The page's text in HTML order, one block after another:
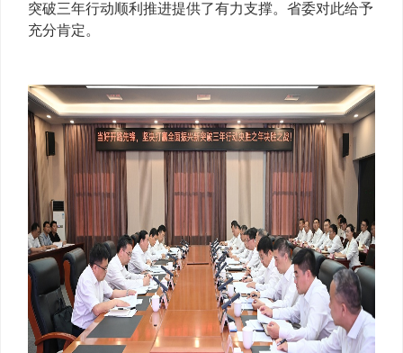
突破三年行动顺利推进提供了有力支撑。省委对此给予
充分肯定。